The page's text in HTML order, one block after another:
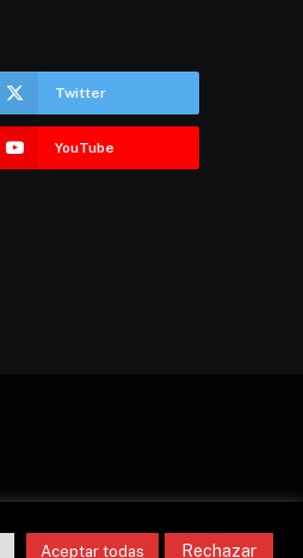
Twitter
YouTube
Aceptar todas Rechazar